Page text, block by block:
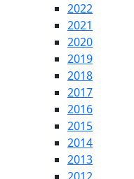
2022
2021
2020
2019
2018
2017
2016
2015
2014
2013